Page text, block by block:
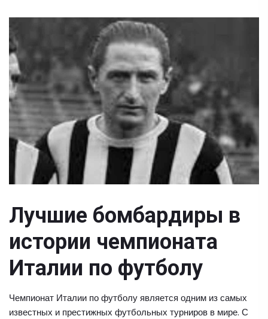
Лучшие бомбардиры в
истории чемпионата
Италии по футболу
Чемпионат Италии по футболу является одним из самых
известных и престижных футбольных турниров в мире. С